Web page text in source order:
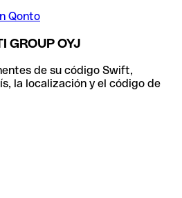
Qonto
GROUP OYJ
de su código Swift,
la localización y el código de